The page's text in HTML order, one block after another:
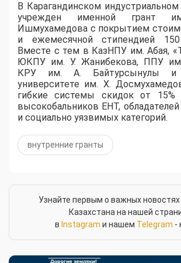
​В Карагандинском индустриальном
учрежден именной грант
Ишмухамедова с покрытием
и ежемесячной стипендией
Вместе с тем в КазНПУ им. Абая,
ЮКПУ им. У. Жанибекова, ППУ
КРУ им. А. Байтурсынулы и
университете им. Х.
гибкие системы скидок от 15%
высокобальников ЕНТ, обладателей
и социально уязвимых категорий.
внутренние гранты
Узнайте первым о важных
Казахстана на нашей
в Instagram и нашем Telegram -